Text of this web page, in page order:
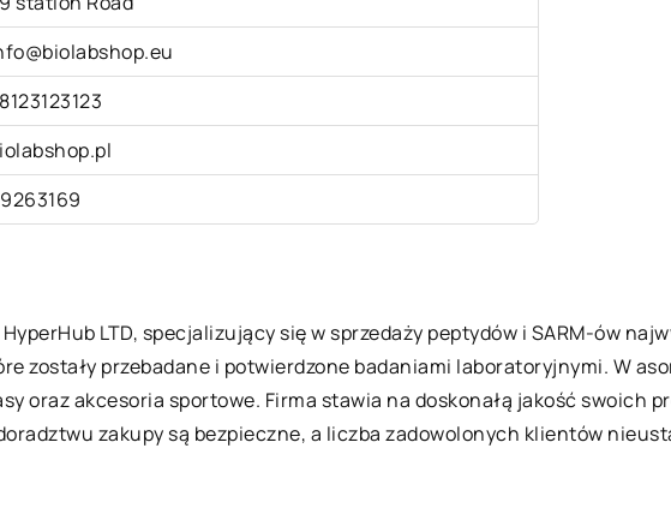
LTD, specjalizujący się w sprzedaży peptydów i SARM-ów
zostały przebadane i potwierdzone badaniami laboratoryjnymi. W
oraz akcesoria sportowe. Firma stawia na doskonałą jakość swoich
zakupy są bezpieczne, a liczba zadowolonych klientów